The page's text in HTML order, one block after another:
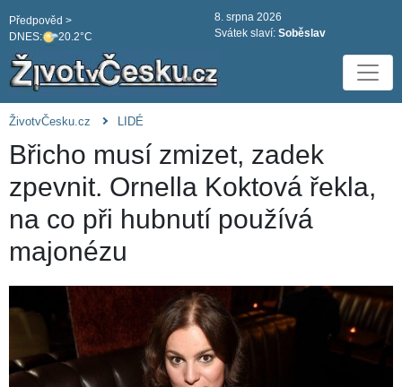
DNES: 20.2°C
Předpověd >
8. srpna 2026
Svátek slaví: Soběslav
ŽivotvČesku.cz LIDÉ
Břicho musí zmizet, zadek
zpevnit. Ornella Koktová řekla,
na co při hubnutí používá
majonézu